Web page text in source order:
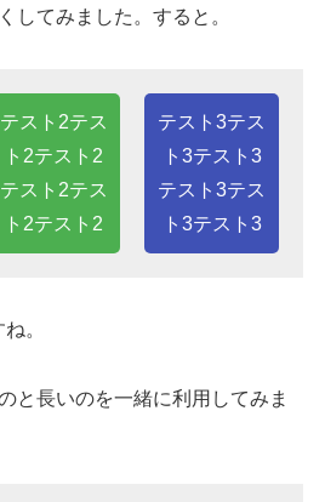
してみました。すると。
テスト2テス
ト2テスト2
テスト2テス
ト2テスト2
テスト3テス
ト3テスト3
テスト3テス
ト3テスト3
。
と長いのを一緒に利用してみま